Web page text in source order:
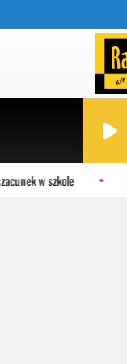
w szkole